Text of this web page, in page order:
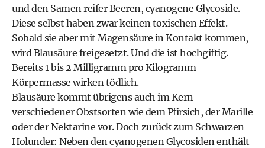
und den Samen reifer Beeren, cyanogene Glycoside.
Diese selbst haben zwar keinen toxischen Effekt.
Sobald sie aber mit Magensäure in Kontakt kommen,
wird Blausäure freigesetzt. Und die ist hochgiftig.
Bereits 1 bis 2 Milligramm pro Kilogramm
Körpermasse wirken tödlich.
Blausäure kommt übrigens auch im Kern
verschiedener Obstsorten wie dem Pfirsich, der Marille
oder der Nektarine vor. Doch zurück zum Schwarzen
Holunder: Neben den cyanogenen Glycosiden enthält